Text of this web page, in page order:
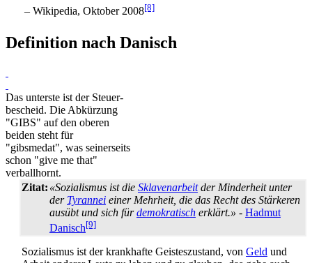
– Wikipedia, Oktober 2008[8]
Definition nach Danisch
Das unterste ist der Steuer­
bescheid. Die Abkürzung
"GIBS" auf den oberen
beiden steht für
"gibsmedat", was seinerseits
schon "give me that"
verballhornt.
Zitat: «Sozialismus ist die Sklavenarbeitder Minderheit unter
der Tyrannei einer Mehrheit, die das Recht des Stärkeren
ausübt und sich fürdemokratisch erklärt.» - Hadmut
Danisch[9]
Sozialismus ist der krankhafte Geisteszustand, von Geld und